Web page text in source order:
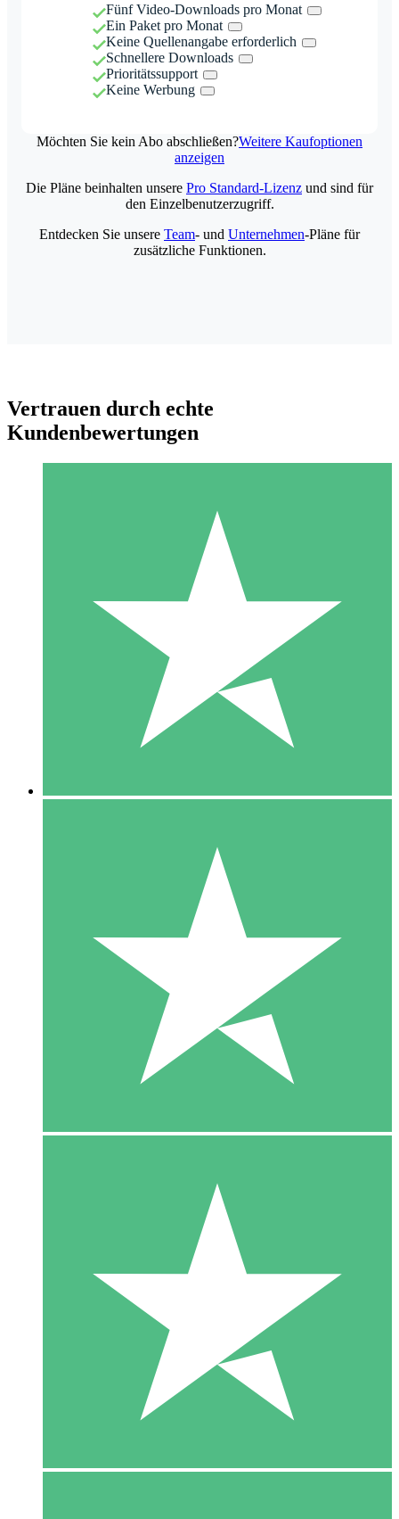
Fünf Video-Downloads pro Monat
Ein Paket pro Monat
Keine Quellenangabe erforderlich
Schnellere Downloads
Prioritätssupport
Keine Werbung
Möchten Sie kein Abo abschließen?Weitere Kaufoptionen
anzeigen
Individuelle Credit-Pakete
Zahlen Sie nach Bedarf mit Download-Credits. Keine
monatliche Verpflichtung erforderlich.
10 00
10 Downloads
20 00
Die Pläne beinhalten unsere Pro Standard-Lizenz und sind für
den Einzelbenutzerzugriff.
Entdecken Sie unsere Team- und Unternehmen-Pläne für
zusätzliche Funktionen.
Vertrauen durch echte
Kundenbewertungen